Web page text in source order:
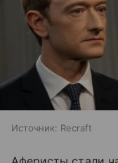
Источник: Recraft